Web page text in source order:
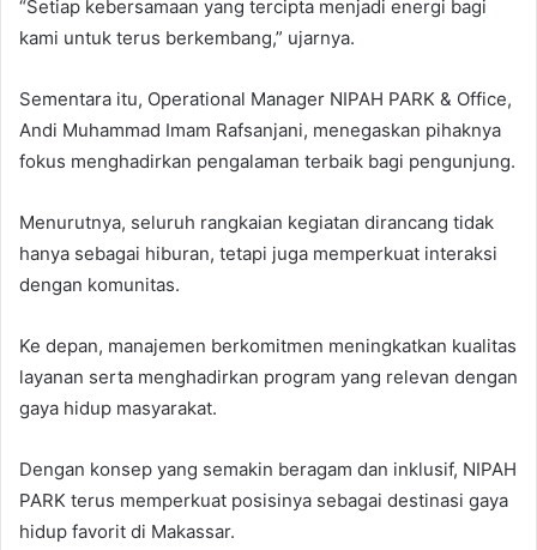
“Setiap kebersamaan yang tercipta menjadi energi bagi
kami untuk terus berkembang,” ujarnya.
Sementara itu, Operational Manager NIPAH PARK & Office,
Andi Muhammad Imam Rafsanjani, menegaskan pihaknya
fokus menghadirkan pengalaman terbaik bagi pengunjung.
Menurutnya, seluruh rangkaian kegiatan dirancang tidak
hanya sebagai hiburan, tetapi juga memperkuat interaksi
dengan komunitas.
Ke depan, manajemen berkomitmen meningkatkan kualitas
layanan serta menghadirkan program yang relevan dengan
gaya hidup masyarakat.
Dengan konsep yang semakin beragam dan inklusif, NIPAH
PARK terus memperkuat posisinya sebagai destinasi gaya
hidup favorit di Makassar.